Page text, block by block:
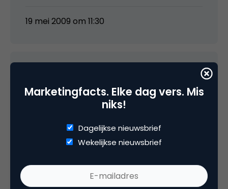
19 mei 2009 om 11:30
aandacht nodig, aandacht die veel bedrijven
niet kunnen geven. Vallen dan ook de
gebaseerd op advertentie-inkomsten is dat
op dit moment zeker het geval), dan trek je er
Marketingfacts. Elke dag vers. Mis
niks!
Dagelijkse nieuwsbrief
Wekelijkse nieuwsbrief